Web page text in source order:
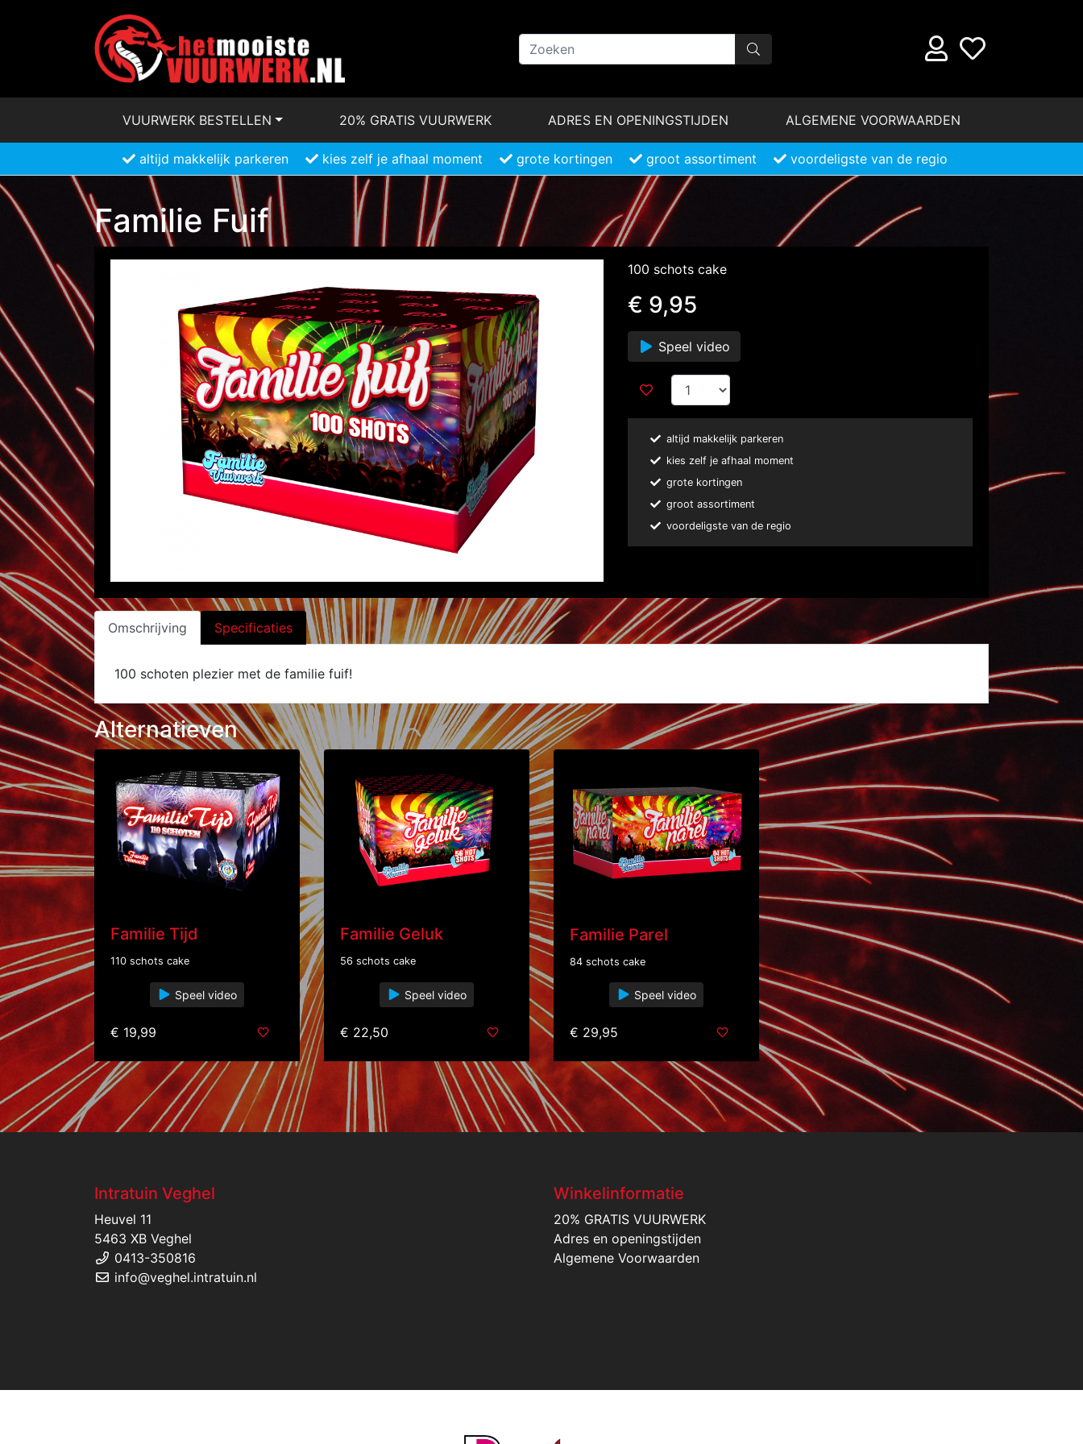
VUURWERK BESTELLEN 20% GRATIS VUURWERK ADRES EN OPENINGSTIJDEN ALGEMENE VOORWAARDEN
altijd makkelijk parkeren kies zelf je afhaal moment grote kortingen groot assortiment voordeligste van de regio
Familie Fuif
100 schots cake
€ 9,95
Speel video
altijd makkelijk parkeren
kies zelf je afhaal moment
grote kortingen
groot assortiment
voordeligste van de regio
Omschrijving Specificaties
100 schoten plezier met de familie fuif!
Alternatieven
Familie Tijd
110 schots cake
Speel video
€ 19,99
Familie Geluk
56 schots cake
Speel video
€ 22,50
Familie Parel
84 schots cake
Speel video
€ 29,95
Intratuin Veghel
Heuvel 11
5463 XB Veghel
0413-350816
info@veghel.intratuin.nl
Winkelinformatie
20% GRATIS VUURWERK
Adres en openingstijden
Algemene Voorwaarden